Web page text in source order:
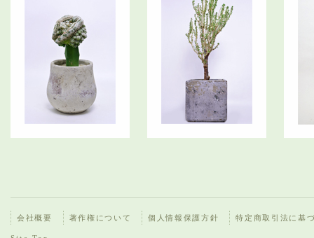
会社概要 著作権について 個人情報保護方針 特定商取引法に基